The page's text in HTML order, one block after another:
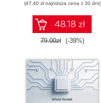
dowodów
elektronicznych dla
początkujących.
Wydanie II
(47,40 zł najniższa cena z 30 dni)
48.18 zł
79.00zł (-39%)